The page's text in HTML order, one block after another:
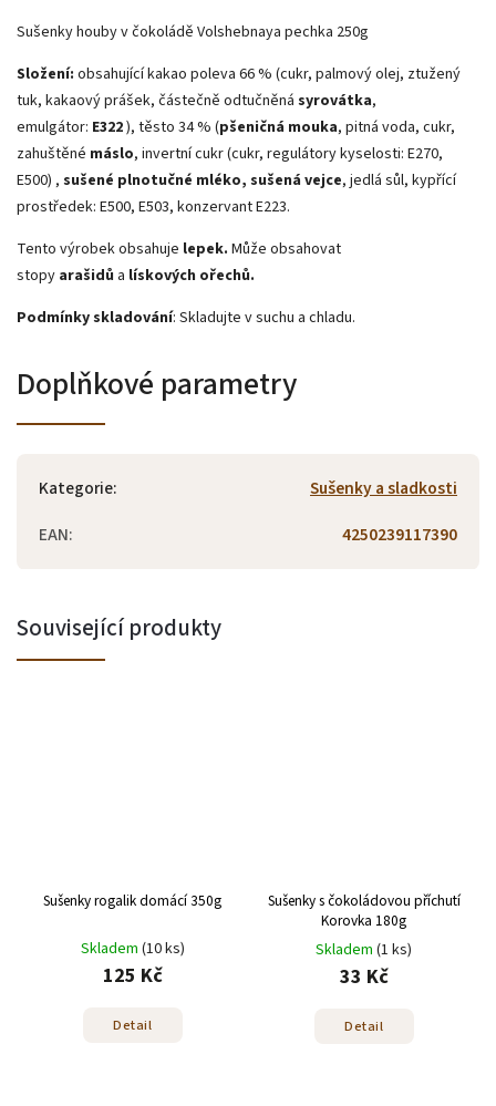
Sušenky houby v čokoládě Volshebnaya pechka 250g
Složení: obsahující kakao poleva 66 % (cukr, palmový olej, ztužený
tuk, kakaový prášek, částečně odtučněná syrovátka,
emulgátor: E322), těsto 34 % (pšeničná mouka, pitná voda, cukr,
zahuštěné máslo, invertní cukr (cukr, regulátory kyselosti: E270,
E500) , sušené plnotučné mléko, sušená vejce, jedlá sůl, kypřící
prostředek: E500, E503, konzervant E223.
Tento výrobek obsahuje lepek. Může obsahovat
stopy arašidů a lískových ořechů.
Podmínky skladování: Skladujte v suchu a chladu.
Doplňkové parametry
Kategorie:
Sušenky a sladkosti
EAN: 4250239117390
Související produkty
Sušenky rogalik domácí 350g
Skladem (10 ks)
125 Kč
Detail
Sušenky s čokoládovou příchutí
Korovka 180g
Skladem (1 ks)
33 Kč
Detail